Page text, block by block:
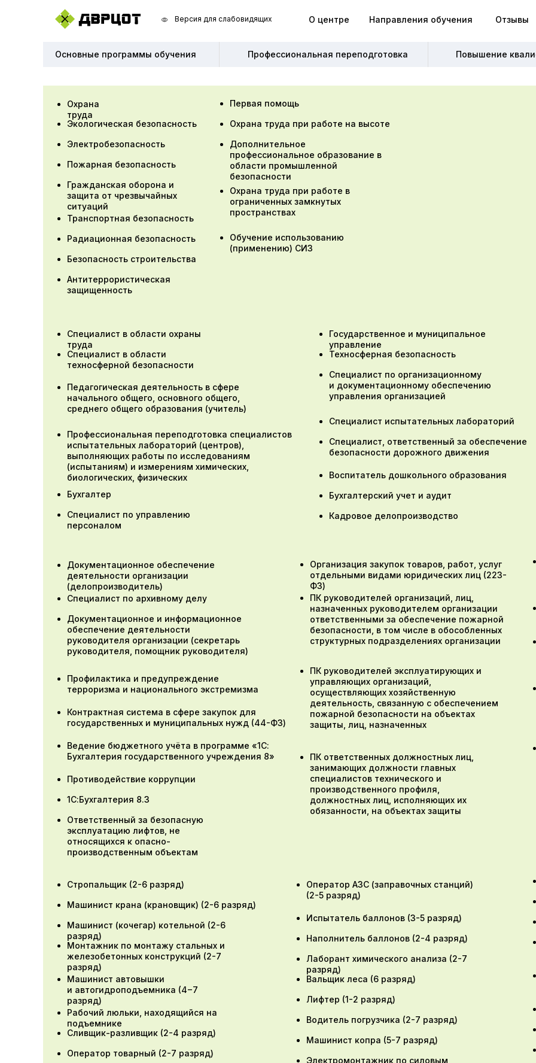
Направления обучения Отзывы
Основные программы обучения Профессиональная переподготовка Повышение
О центре
Версия для слабовидящих
Охрана
труда
Экологическая безопасность
Электробезопасность
Пожарная безопасность
Гражданская оборона и
защита от чрезвычайных
ситуаций
Транспортная безопасность
Радиационная безопасность
Безопасность строительства
Антитеррористическая
защищенность
Первая помощь
Охрана труда при работе на высоте
Дополнительное
профессиональное образование в
области промышленной
безопасности
Охрана труда при работе в
ограниченных замкнутых
пространствах
Обучение использованию
(применению) СИЗ
Специалист в области охраны
труда
Специалист в области
техносферной безопасности
Педагогическая деятельность в сфере
начального общего, основного общего,
среднего общего образования (учитель)
Государственное и муниципальное
управление
Техносферная безопасность
Специалист по организационному
и документационному обеспечению
управления организацией
Специалист испытательных лабораторий
Специалист, ответственный за обеспечение
безопасности дорожного движения
Профессиональная переподготовка специалистов
испытательных лабораторий (центров),
выполняющих работы по исследованиям
(испытаниям) и измерениям химических,
биологических, физических
Бухгалтер
Специалист по управлению
персоналом
Воспитатель дошкольного образования
Бухгалтерский учет и аудит
Кадровое делопроизводство
Документационное обеспечение
деятельности организации
(делопроизводитель)
Специалист по архивному делу
Организация закупок товаров, работ, услуг
отдельными видами юридических лиц (223-
ФЗ)
Документационное и информационное
обеспечение деятельности
руководителя организации (секретарь
руководителя, помощник руководителя)
Профилактика и предупреждение
терроризма и национального экстремизма
Контрактная система в сфере закупок для
государственных и муниципальных нужд (44-ФЗ)
Ведение бюджетного учёта в программе «1С:
Бухгалтерия государственного учреждения 8»
Противодействие коррупции
1С:Бухгалтерия 8.3
Ответственный за безопасную
эксплуатацию лифтов, не
относящихся к опасно-
производственным объектам
ПК руководителей организаций, лиц,
назначенных руководителем организации
ответственными за обеспечение пожарной
безопасности, в том числе в обособленных
структурных подразделениях организации
ПК руководителей эксплуатирующих и
управляющих организаций,
осуществляющих хозяйственную
деятельность, связанную с обеспечением
пожарной безопасности на объектах
защиты, лиц, назначенных
ПК ответственных должностных лиц,
занимающих должности главных
специалистов технического и
производственного профиля,
должностных лиц, исполняющих их
обязанности, на объектах защиты
Стропальщик (2-6 разряд)
Машинист (кочегар) котельной (2-6
разряд)
Оператор АЗС (заправочных станций)
(2-5 разряд)
Монтажник по монтажу стальных и
железобетонных конструкций (2-7
разряд)
Машинист автовышки
и автогидроподъемника (4−7
разряд)
Сливщик-разливщик (2-4 разряд)
Оператор товарный (2-7 разряд)
Машинист крана (крановщик) (2-6 разряд)
Рабочий люльки, находящийся на
подъемнике
Испытатель баллонов (3-5 разряд)
Наполнитель баллонов (2-4 разряд)
Лаборант химического анализа (2-7
разряд)
Вальщик леса (6 разряд)
Лифтер (1-2 разряд)
Водитель погрузчика (2-7 разряд)
Машинист копра (5-7 разряд)
Электромонтажник по силовым
Направления обучения Отзывы
Основные программы обучения Профессиональная переподготовка Повышение
О центре
Версия для слабовидящих